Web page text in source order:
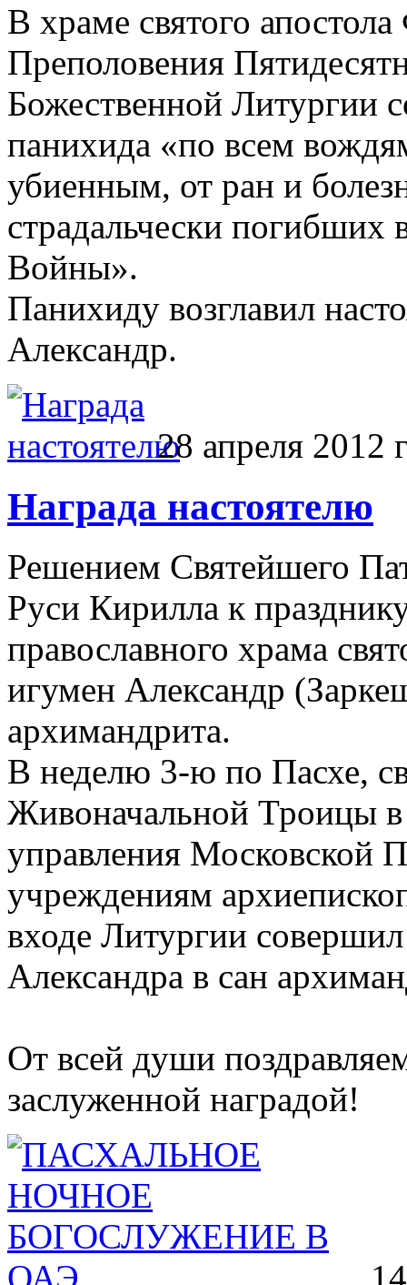
В храме святого
Преполовения
Божественной Литургии
панихида «по всем
убиенным, от ран и
страдальчески погибших
Войны».
Панихиду возглавил
Александр.
28 апреля 2012
Награда настоятелю
Решением Святейшего
Руси Кирилла к
православного храма
игумен Александр
архимандрита.
В неделю 3-ю по Пасхе,
Живоначальной Троицы
управления Московской
учреждениям
входе Литургии
Александра в сан
От всей души
заслуженной наградой!